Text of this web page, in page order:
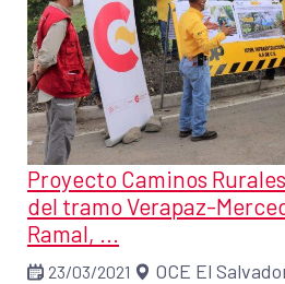
Proyecto Caminos
del tramo Verapaz-
Ramal, ...
23/03/2021 OCE El